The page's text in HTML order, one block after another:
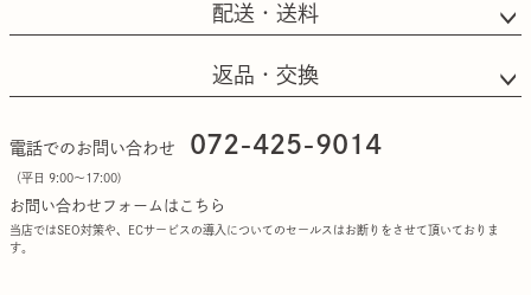
配送・送料
返品・交換
電話でのお問い合わせ 072-425-9014
（平日 9:00〜17:00)
お問い合わせフォームはこちら
当店ではSEO対策や、ECサービスの導入についてのセールスはお断りをさせて頂いておりま
す。